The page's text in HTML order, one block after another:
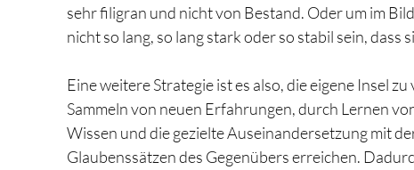
sehr filigran und nicht von Bestand. Oder um im
nicht so lang, so lang stark oder so stabil sein,
Eine weitere Strategie ist es also, die eigene Insel
Sammeln von neuen Erfahrungen, durch Lernen
Wissen und die gezielte Auseinandersetzung mit
Glaubenssätzen des Gegenübers erreichen.